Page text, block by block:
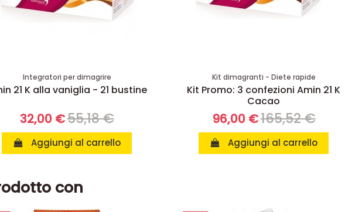
Integratori per dimagrire
21 K alla vaniglia - 21 bustine
32,00 €55,18 €
Aggiungi al carrello
Kit dimagranti - Diete rapide
Kit Promo: 3 confezioni Amin 21 K
Cacao
96,00 €165,52 €
Aggiungi al carrello
con